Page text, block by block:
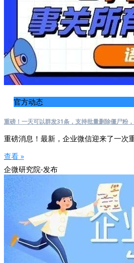
官方动态
重磅！一天可以群发31条，支持批量删除僵尸粉
重磅消息！最新，企业微信迎来了一次
查看 »
企微研究院-发布